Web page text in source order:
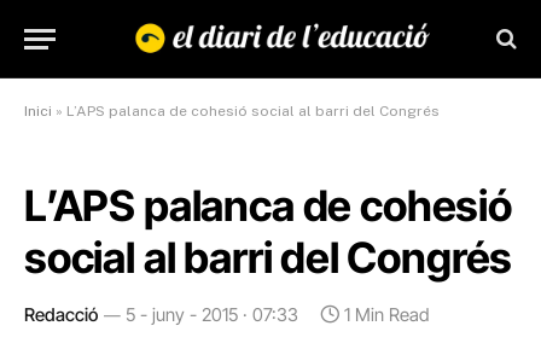
Inici » L’APS palanca de cohesió social al barri del Congrés
L’APS palanca de cohesió
social al barri del Congrés
Redacció 5 - juny - 2015 · 07:33 1 Min Read